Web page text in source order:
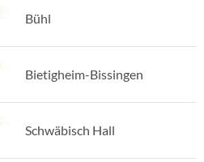
Bühl
Bietigheim-Bissingen
Schwäbisch Hall